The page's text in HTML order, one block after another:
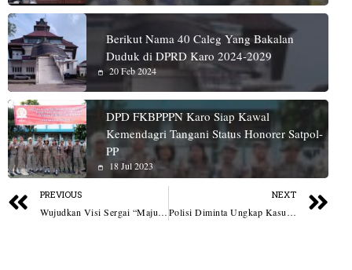
Berikut Nama 40 Caleg Yang Bakalan
Duduk di DPRD Karo 2024-2029
20 Feb 2024
DPD FKBPPPN Karo Siap Kawal
Kemendagri Tangani Status Honorer Satpol-
PP
18 Jul 2023
PREVIOUS
Wujudkan Visi Sergai “Maju Terus” Lewat Pembinaan dan Peningkatan Kesejahteraan Keluarga
NEXT
Polisi Diminta Ungkap Kasus Upaya Pembunuhan Waketum JMSI